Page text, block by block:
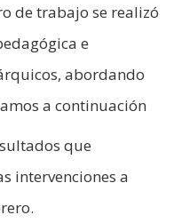
de trabajo se realizó
e
abordando
a continuación
que
intervenciones a